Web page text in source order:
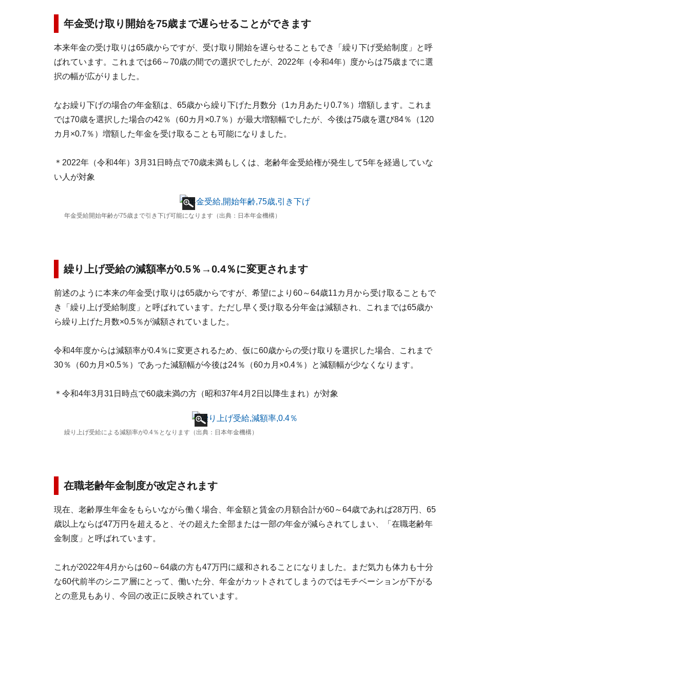
年金受け取り開始を75歳まで遅らせることができます
本来年金の受け取りは65歳からですが、受け取り開始を遅らせることもでき「繰り下げ受給制度」と呼
ばれています。これまでは66～70歳の間での選択でしたが、2022年（令和4年）度からは75歳までに選
択の幅が広がりました。
なお繰り下げの場合の年金額は、65歳から繰り下げた月数分（1カ月あたり0.7％）増額します。これま
では70歳を選択した場合の42％（60カ月×0.7％）が最大増額幅でしたが、今後は75歳を選び84％（120
カ月×0.7％）増額した年金を受け取ることも可能になりました。
＊2022年（令和4年）3月31日時点で70歳未満もしくは、老齢年金受給権が発生して5年を経過していな
い人が対象
年金受給開始年齢が75歳まで引き下げ可能になります（出典：日本年金機構）
繰り上げ受給の減額率が0.5％→0.4％に変更されます
前述のように本来の年金受け取りは65歳からですが、希望により60～64歳11カ月から受け取ることもで
き「繰り上げ受給制度」と呼ばれています。ただし早く受け取る分年金は減額され、これまでは65歳か
ら繰り上げた月数×0.5％が減額されていました。
令和4年度からは減額率が0.4％に変更されるため、仮に60歳からの受け取りを選択した場合、これまで
30％（60カ月×0.5％）であった減額幅が今後は24％（60カ月×0.4％）と減額幅が少なくなります。
＊令和4年3月31日時点で60歳未満の方（昭和37年4月2日以降生まれ）が対象
繰り上げ受給による減額率が0.4％となります（出典：日本年金機構）
在職老齢年金制度が改定されます
現在、老齢厚生年金をもらいながら働く場合、年金額と賃金の月額合計が60～64歳であれば28万円、65
歳以上ならば47万円を超えると、その超えた全部または一部の年金が減らされてしまい、「在職老齢年
金制度」と呼ばれています。
これが2022年4月からは60～64歳の方も47万円に緩和されることになりました。まだ気力も体力も十分
な60代前半のシニア層にとって、働いた分、年金がカットされてしまうのではモチベーションが下がる
との意見もあり、今回の改正に反映されています。